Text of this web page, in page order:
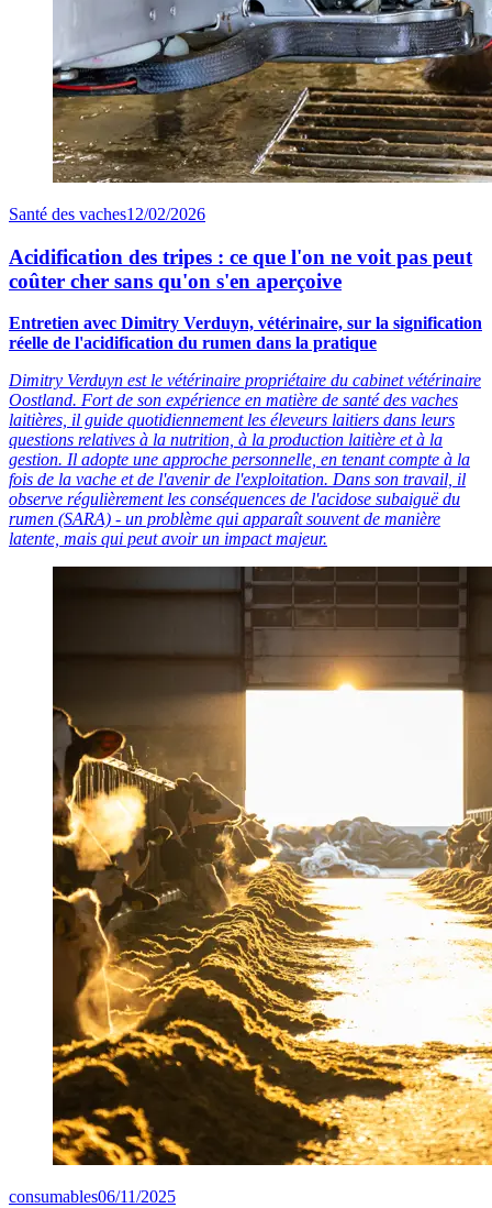
Santé des vaches12/02/2026
Acidification des tripes : ce que l'on ne voit pas peut
coûter cher sans qu'on s'en aperçoive
Entretien avec Dimitry Verduyn, vétérinaire, sur la signification
réelle de l'acidification du rumen dans la pratique
Dimitry Verduyn est le vétérinaire propriétaire du cabinet vétérinaire
Oostland. Fort de son expérience en matière de santé des vaches
laitières, il guide quotidiennement les éleveurs laitiers dans leurs
questions relatives à la nutrition, à la production laitière et à la
gestion. Il adopte une approche personnelle, en tenant compte à la
fois de la vache et de l'avenir de l'exploitation. Dans son travail, il
observe régulièrement les conséquences de l'acidose subaiguë du
rumen (SARA) - un problème qui apparaît souvent de manière
latente, mais qui peut avoir un impact majeur.
consumables06/11/2025